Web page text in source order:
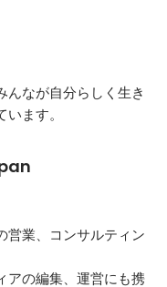
んなが自分らしく生き
営業、コンサルティン
アの編集、運営にも携